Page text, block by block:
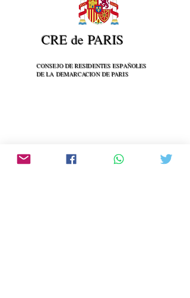
CRE de PARIS
CONSEJO DE RESIDENTES ESPAÑOLES
DE LA DEMARCACION DE PARIS